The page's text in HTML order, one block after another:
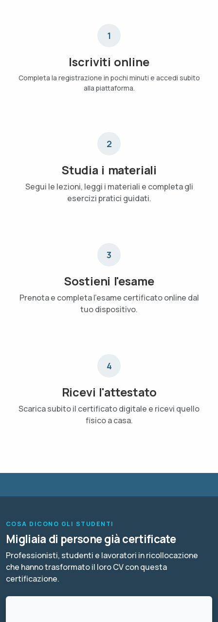
1
Iscriviti online
Completa la registrazione in pochi minuti e accedi subito
alla piattaforma.
2
Studia i materiali
Segui le lezioni, leggi i materiali e completa gli
esercizi pratici guidati.
3
Sostieni l'esame
Prenota e completa l'esame certificato online dal
tuo dispositivo.
4
Ricevi l'attestato
Scarica subito il certificato digitale e ricevi quello
fisico a casa.
COSA DICONO GLI STUDENTI
Migliaia di persone già certificate
Professionisti, studenti e lavoratori in ricollocazione
che hanno trasformato il loro CV con questa
certificazione.